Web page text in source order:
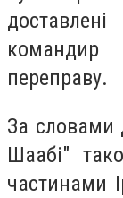
переправу.
За словами
Шаабі"
частинами